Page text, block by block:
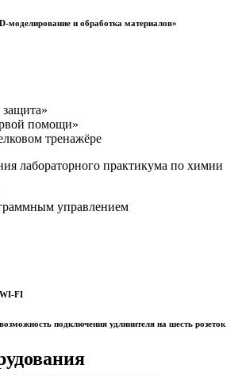
моделирование и обработка материалов»
защита»
помощи»
тренажёре
лабораторного практикума по химии
управлением
WI-FI
подключения удлинителя на шесть розеток